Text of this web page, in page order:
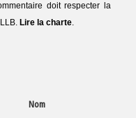
doit respecter la
Lire la charte.
Nom